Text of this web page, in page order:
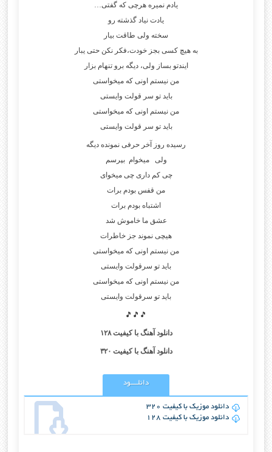
یادم نمیره هرچی که گفتی…
یادت نیاد گذشته رو
سخته ولی طاقت بیار
به هیچ کسی بجز خودت،فکر نکن حتی یبار
ایندتو بساز ولی، دیگه برو تنهام بزار
من نیستم اونی که میخواستی
باید تو سر قولت وایستی
من نیستم اونی که میخواستی
باید تو سر قولت وایستی
رسیده روز آخر حرفی نمونده دیگه
ولی میخوام بپرسم
چی کم داری چی میخوای
من قفس بودم برات
اشتباه بودم برات
عشق ما خاموش شد
هیچی نموند جز خاطرات
من نیستم اونی که میخواستی
باید تو سرقولت وایستی
من نیستم اونی که میخواستی
باید تو سرقولت وایستی
🎵🎵🎵
دانلود آهنگ با کیفیت ۱۲۸
دانلود آهنگ با کیفیت ۳۲۰
دانلــــود
دانلود موزیک با کیفیت 320
دانلود موزیک با کیفیت 128